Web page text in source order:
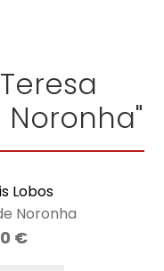
Lobos
Noronha
€